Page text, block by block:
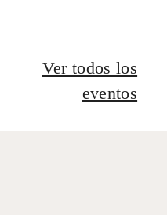
Ver todos los
eventos